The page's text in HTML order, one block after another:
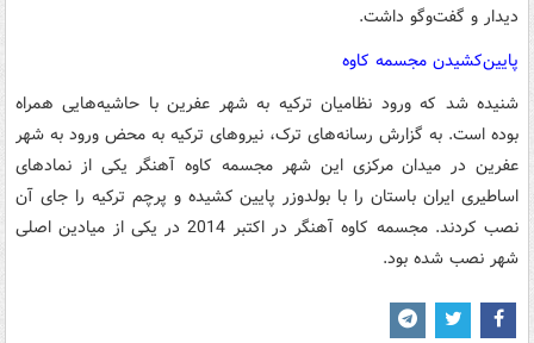
دیدار و گفت‌وگو داشت.
پایین‌کشیدن مجسمه کاوه
شنیده شد که ورود نظامیان ترکیه به شهر عفرین با حاشیه‌هایی همراه
بوده است. به گزارش رسانه‌های ترک، نیروهای ترکیه به محض ورود به شهر
عفرین در میدان مرکزی این شهر مجسمه‌ کاوه آهنگر یکی از نمادهای
اساطیری ایران باستان را با بولدوزر پایین کشیده و پرچم ترکیه را جای آن
نصب کردند. مجسمه کاوه آهنگر در اکتبر 2014 در یکی از میادین اصلی
شهر نصب شده بود.